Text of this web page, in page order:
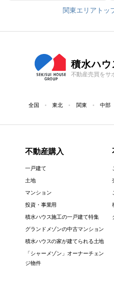
関東エリアトッ
積水ハ
不動産売買をサ
全国 東北 関東 中部
不動産購入
一戸建て
土地
マンション
投資・事業用
積水ハウス施工の一戸建て特集
グランドメゾンの中古マンション
積水ハウスの家が建てられる土地
「シャーメゾン」オーナーチェン
ジ物件